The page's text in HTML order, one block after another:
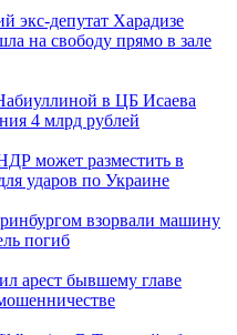
экс-депутат Харадизе
на свободу прямо в зале
в ЦБ Исаева
4 млрд рублей
может разместить в
ударов по Украине
взорвали машину
погиб
арест бывшему главе